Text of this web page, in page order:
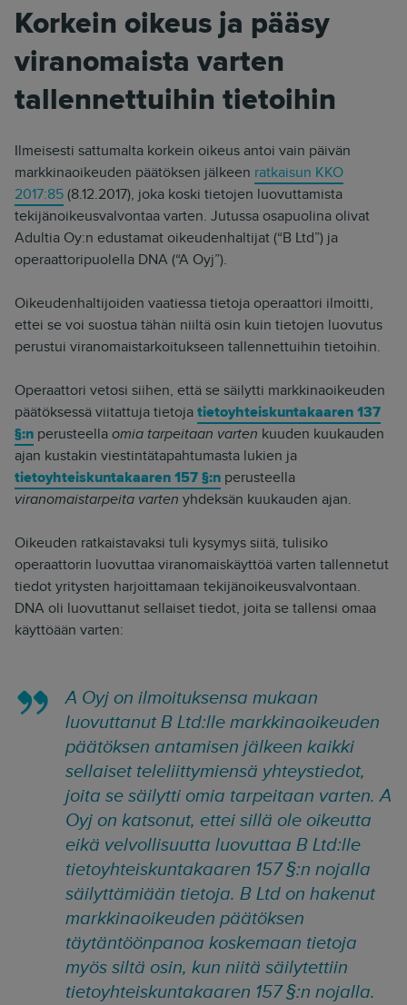
Korkein oikeus ja pääsy
viranomaista varten
tallennettuihin tietoihin
Ilmeisesti sattumalta korkein oikeus antoi vain päivän
markkinaoikeuden päätöksen jälkeen ratkaisun KKO
2017:85(8.12.2017), joka koski tietojen luovuttamista
tekijänoikeusvalvontaa varten. Jutussa osapuolina olivat
Adultia Oy:n edustamat oikeudenhaltijat (“B Ltd”) ja
operaattoripuolella DNA (“A Oyj”).
Oikeudenhaltijoiden vaatiessa tietoja operaattori ilmoitti,
ettei se voi suostua tähän niiltä osin kuin tietojen luovutus
perustui viranomaistarkoitukseen tallennettuihin tietoihin.
Operaattori vetosi siihen, että se säilytti markkinaoikeuden
päätöksessä viitattuja tietojatietoyhteiskuntakaaren 137
§:n perusteellaomia tarpeitaan varten kuuden kuukauden
ajan kustakin viestintätapahtumasta lukien ja
tietoyhteiskuntakaaren 157 §:n perusteella
viranomaistarpeita varten yhdeksän kuukauden ajan.
Oikeuden ratkaistavaksi tuli kysymys siitä, tulisiko
operaattorin luovuttaa viranomaiskäyttöä varten tallennetut
tiedot yritysten harjoittamaan tekijänoikeusvalvontaan.
DNA oli luovuttanut sellaiset tiedot, joita se tallensi omaa
käyttöään varten:
A Oyj on ilmoituksensa mukaan
luovuttanut B Ltd:lle markkinaoikeuden
päätöksen antamisen jälkeen kaikki
sellaiset teleliittymiensä yhteystiedot,
joita se säilytti omia tarpeitaan varten. A
Oyj on katsonut, ettei sillä ole oikeutta
eikä velvollisuutta luovuttaa B Ltd:lle
tietoyhteiskuntakaaren 157 §:n nojalla
säilyttämiään tietoja. B Ltd on hakenut
markkinaoikeuden päätöksen
täytäntöönpanoa koskemaan tietoja
myös siltä osin, kun niitä säilytettiin
tietoyhteiskuntakaaren 157 §:n nojalla.